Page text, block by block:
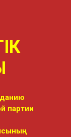
партии